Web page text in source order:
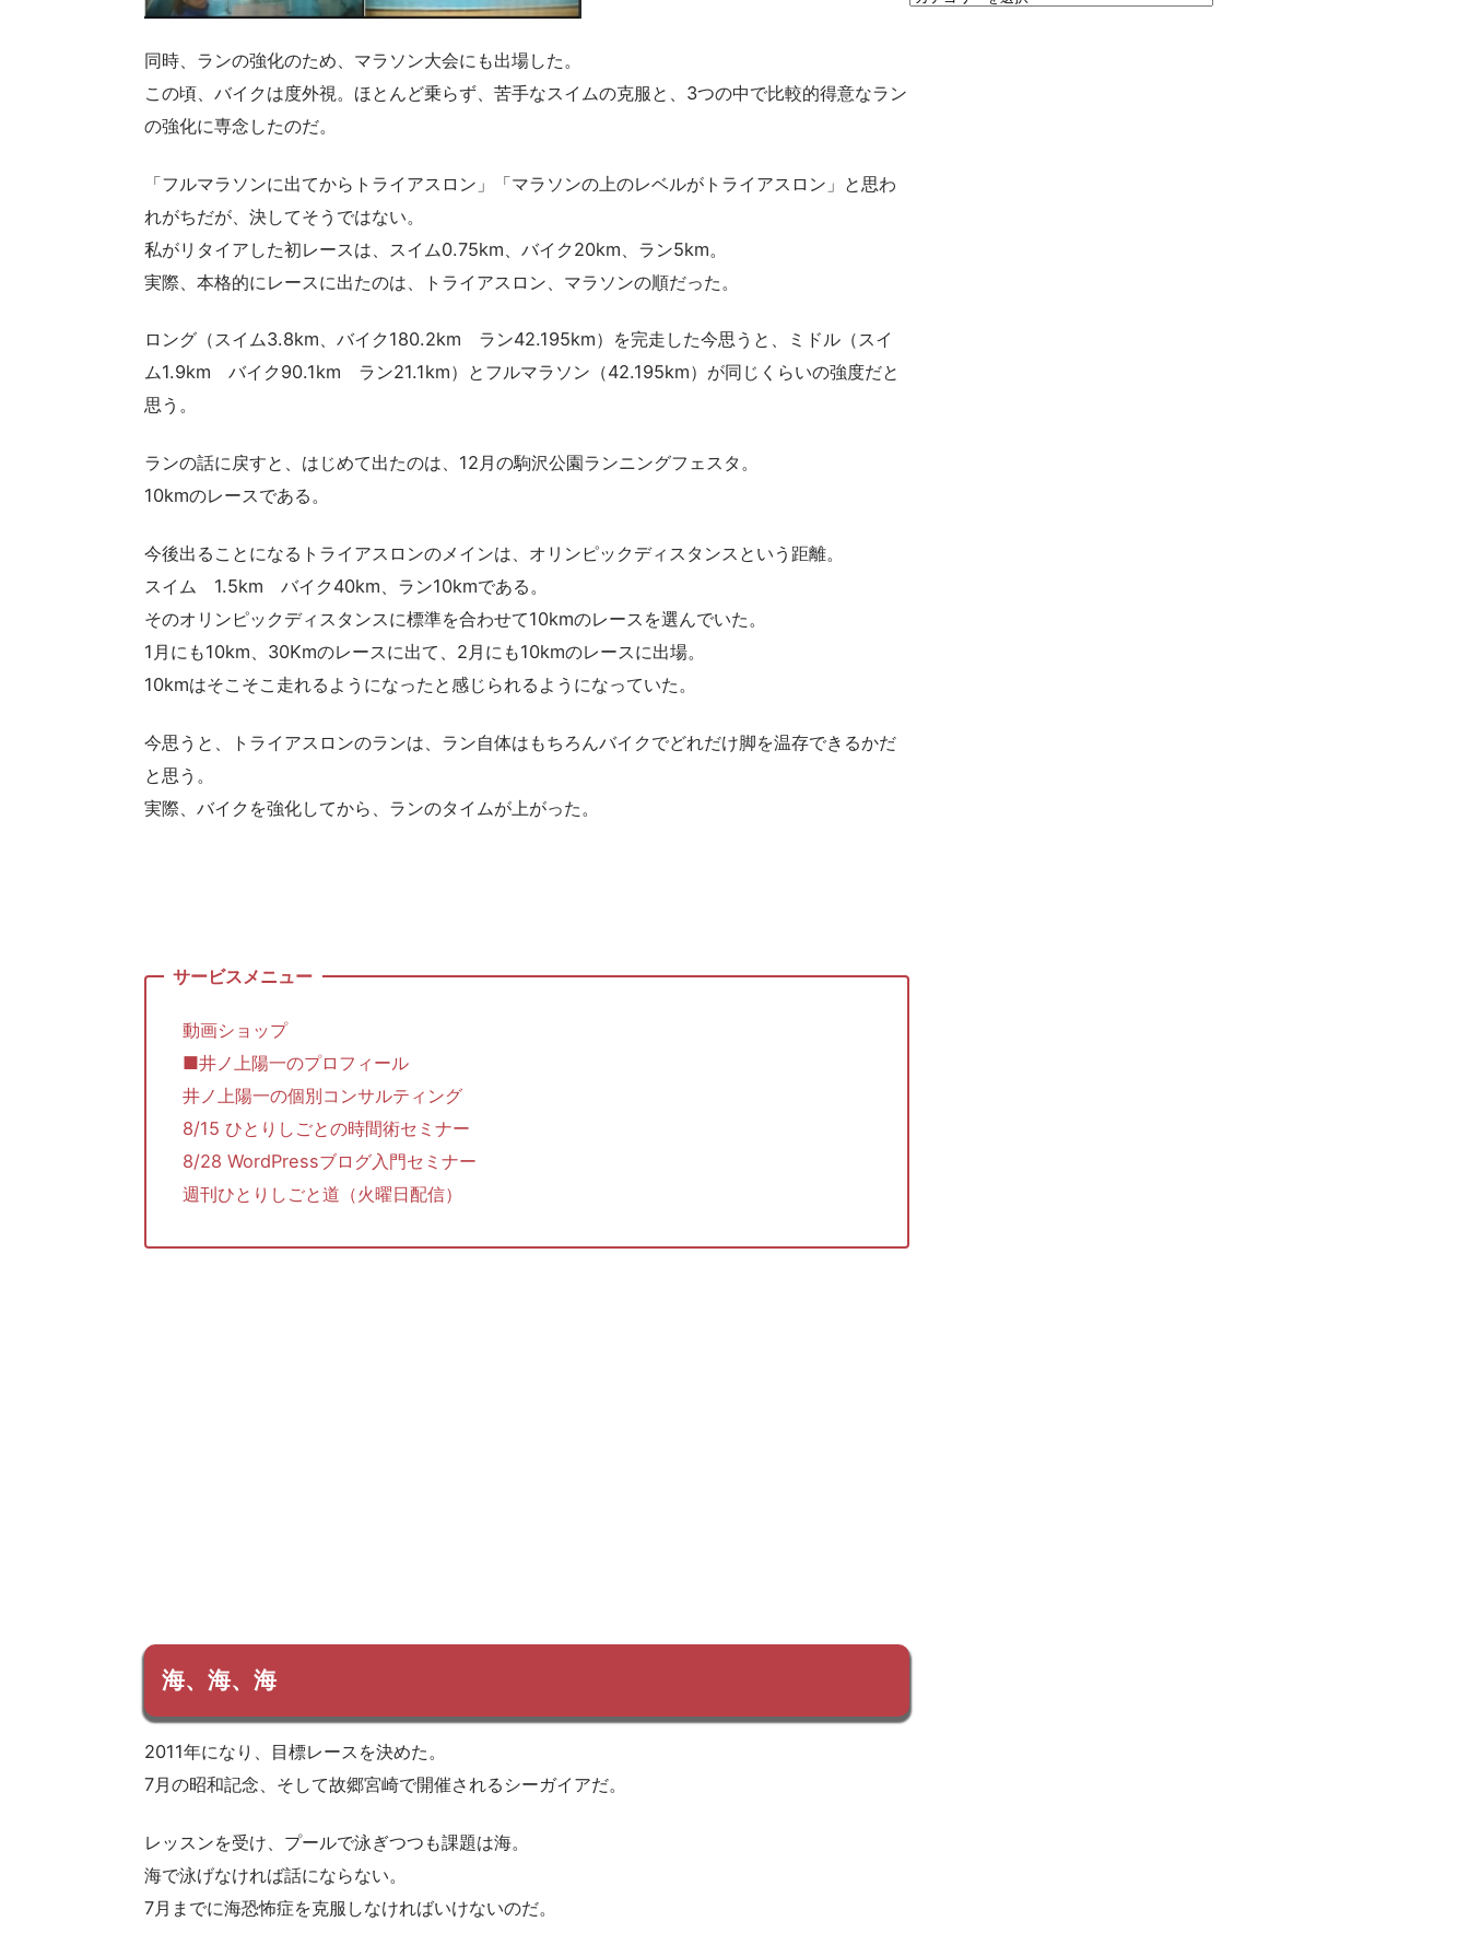
同時、ランの強化のため、マラソン大会にも出場した。
この頃、バイクは度外視。ほとんど乗らず、苦手なスイムの克服と、3つの中で比較的得意なラン
の強化に専念したのだ。
「フルマラソンに出てからトライアスロン」「マラソンの上のレベルがトライアスロン」と思わ
れがちだが、決してそうではない。
私がリタイアした初レースは、スイム0.75km、バイク20km、ラン5km。
実際、本格的にレースに出たのは、トライアスロン、マラソンの順だった。
ロング（スイム3.8km、バイク180.2km ラン42.195km）を完走した今思うと、ミドル（スイ
ム1.9km バイク90.1km ラン21.1km）とフルマラソン（42.195km）が同じくらいの強度だと
思う。
ランの話に戻すと、はじめて出たのは、12月の駒沢公園ランニングフェスタ。
10kmのレースである。
今後出ることになるトライアスロンのメインは、オリンピックディスタンスという距離。
スイム 1.5km バイク40km、ラン10kmである。
そのオリンピックディスタンスに標準を合わせて10kmのレースを選んでいた。
1月にも10km、30Kmのレースに出て、2月にも10kmのレースに出場。
10kmはそこそこ走れるようになったと感じられるようになっていた。
今思うと、トライアスロンのランは、ラン自体はもちろんバイクでどれだけ脚を温存できるかだ
と思う。
実際、バイクを強化してから、ランのタイムが上がった。
動画ショップ
■井ノ上陽一のプロフィール
井ノ上陽一の個別コンサルティング
8/15 ひとりしごとの時間術セミナー
8/28 WordPressブログ入門セミナー
週刊ひとりしごと道（火曜日配信）
海、海、海
2011年になり、目標レースを決めた。
7月の昭和記念、そして故郷宮崎で開催されるシーガイアだ。
レッスンを受け、プールで泳ぎつつも課題は海。
海で泳げなければ話にならない。
7月までに海恐怖症を克服しなければいけないのだ。